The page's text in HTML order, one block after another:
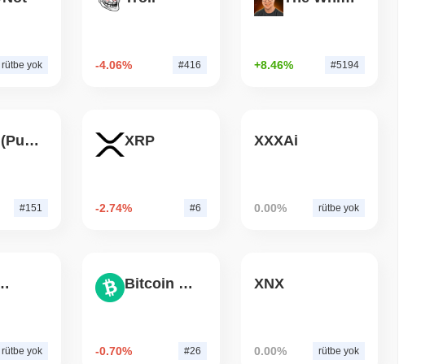
Bitcoin'in $7.4 Milyarını Chainlink'e Taşıyor, LayerZero
rütbe yok -4.06% #416 +8.46% #5194
HEX (Pulsechain)
#151
XRP
-2.74% #6
XXXAi
0.00% rütbe yok
666
rütbe yok
Bitcoin Cash
-0.70% #26
XNX
0.00% rütbe yok